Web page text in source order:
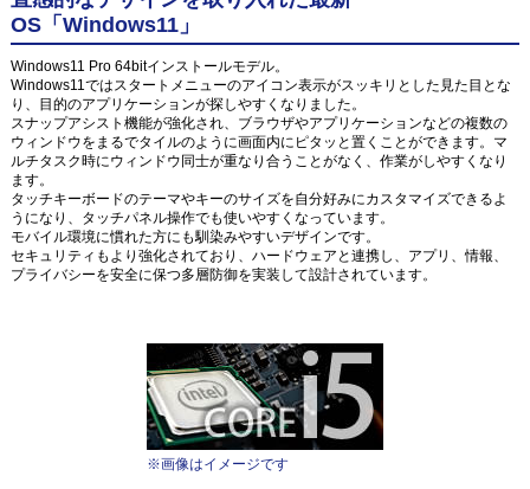
OS「Windows11」
Windows11 Pro 64bitインストールモデル。
Windows11ではスタートメニューのアイコン表示がスッキリとした見た目とな
り、目的のアプリケーションが探しやすくなりました。
スナップアシスト機能が強化され、ブラウザやアプリケーションなどの複数の
ウィンドウをまるでタイルのように画面内にピタッと置くことができます。マ
ルチタスク時にウィンドウ同士が重なり合うことがなく、作業がしやすくなり
ます。
タッチキーボードのテーマやキーのサイズを自分好みにカスタマイズできるよ
うになり、タッチパネル操作でも使いやすくなっています。
モバイル環境に慣れた方にも馴染みやすいデザインです。
セキュリティもより強化されており、ハードウェアと連携し、アプリ、情報、
プライバシーを安全に保つ多層防御を実装して設計されています。
※画像はイメージです